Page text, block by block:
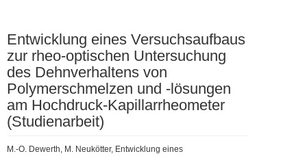
Entwicklung eines Versuchsaufbaus
zur rheo-optischen Untersuchung
des Dehnverhaltens von
Polymerschmelzen und -lösungen
am Hochdruck-Kapillarrheometer
(Studienarbeit)
M.-O. Dewerth, M. Neukötter, Entwicklung eines